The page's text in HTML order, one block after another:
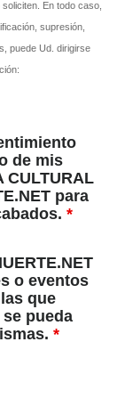
En todo caso,
supresión,
puede Ud. dirigirse
de mis
CULTURAL
para
*
o eventos
que
pueda
*